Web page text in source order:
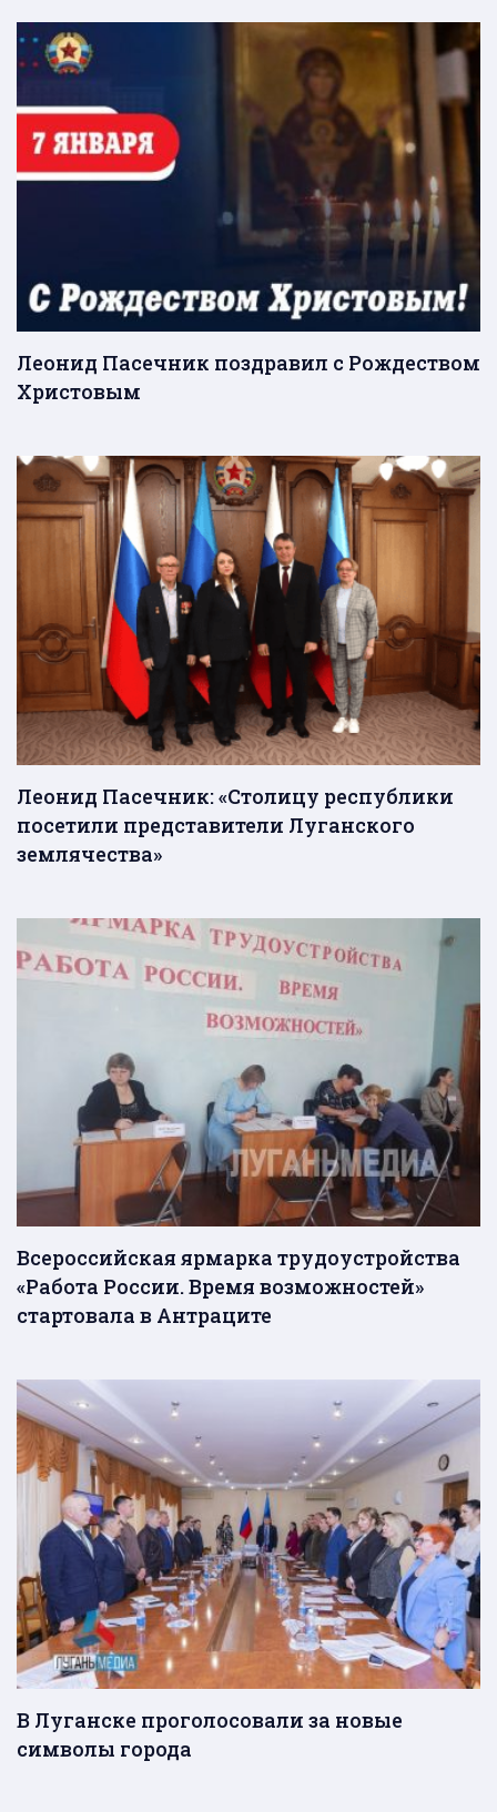
Леонид Пасечник поздравил с Рождеством
Христовым
Леонид Пасечник: «Столицу республики
посетили представители Луганского
землячества»
Всероссийская ярмарка трудоустройства
«Работа России. Время возможностей»
стартовала в Антраците
В Луганске проголосовали за новые
символы города